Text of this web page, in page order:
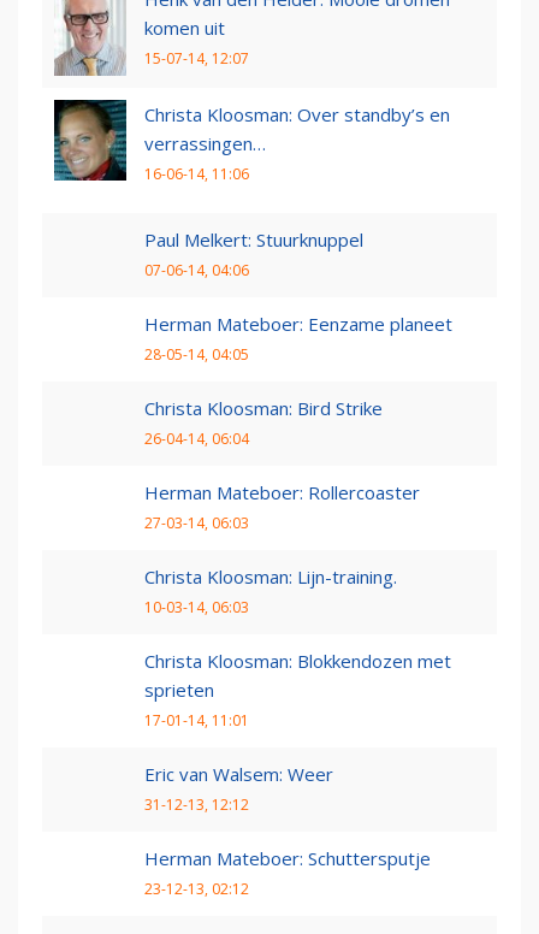
komen uit
15-07-14, 12:07
Christa Kloosman: Over standby’s en
verrassingen…
16-06-14, 11:06
Paul Melkert: Stuurknuppel
07-06-14, 04:06
Herman Mateboer: Eenzame planeet
28-05-14, 04:05
Christa Kloosman: Bird Strike
26-04-14, 06:04
Herman Mateboer: Rollercoaster
27-03-14, 06:03
Christa Kloosman: Lijn-training.
10-03-14, 06:03
Christa Kloosman: Blokkendozen met
sprieten
17-01-14, 11:01
Eric van Walsem: Weer
31-12-13, 12:12
Herman Mateboer: Schuttersputje
23-12-13, 02:12